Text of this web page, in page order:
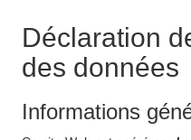
Déclaration
des données
Informations